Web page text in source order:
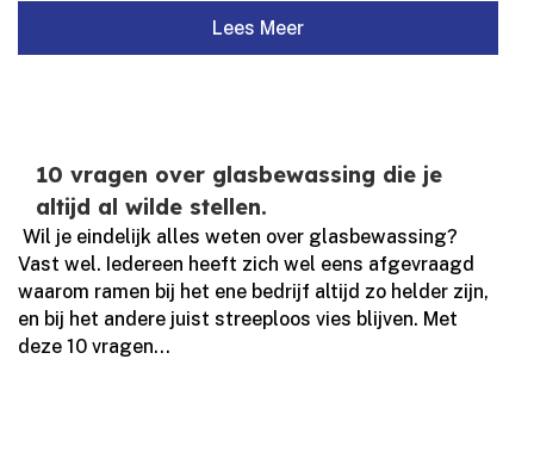
Lees Meer
10 vragen over glasbewassing die je
altijd al wilde stellen.
​ Wil je eindelijk alles weten over glasbewassing?
Vast wel.​ Iedereen heeft zich wel eens afgevraagd
waarom ramen bij het ene bedrijf altijd zo helder zijn,
en bij het andere juist streeploos vies blijven.​ Met
deze 10 vragen...